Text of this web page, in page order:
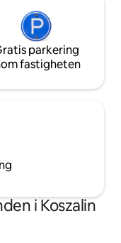
parkering
fastigheten
i Koszalin